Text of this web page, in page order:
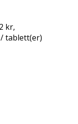
kr,
tablett(er)